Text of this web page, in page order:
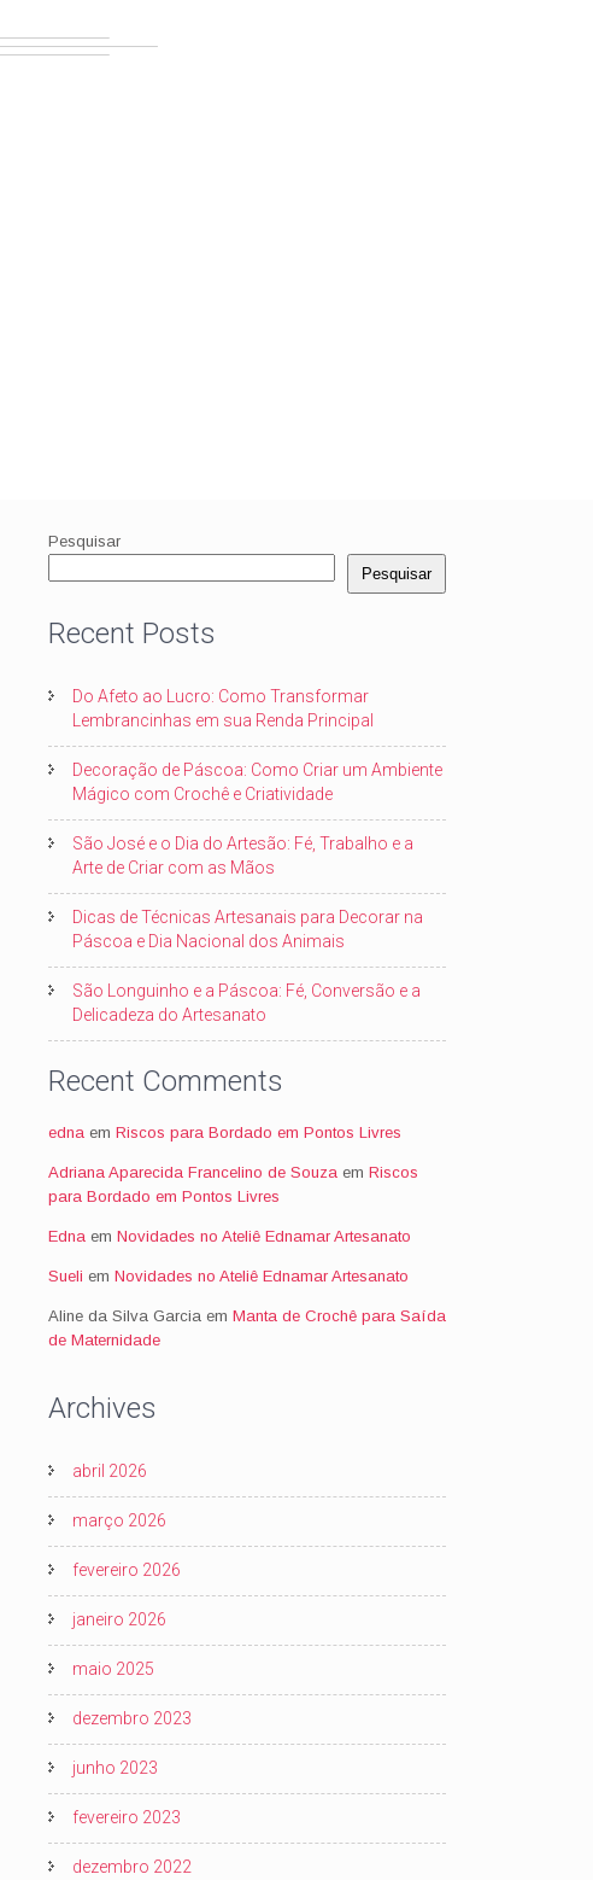
Pesquisar
Pesquisar
Recent Posts
Do Afeto ao Lucro: Como Transformar
Lembrancinhas em sua Renda Principal
Decoração de Páscoa: Como Criar um Ambiente
Mágico com Crochê e Criatividade
São José e o Dia do Artesão: Fé, Trabalho e a
Arte de Criar com as Mãos
Dicas de Técnicas Artesanais para Decorar na
Páscoa e Dia Nacional dos Animais
São Longuinho e a Páscoa: Fé, Conversão e a
Delicadeza do Artesanato
Recent Comments
edna em Riscos para Bordado em Pontos Livres
Adriana Aparecida Francelino de Souza em Riscos
para Bordado em Pontos Livres
Edna em Novidades no Ateliê Ednamar Artesanato
Sueli em Novidades no Ateliê Ednamar Artesanato
Aline da Silva Garcia em Manta de Crochê para Saída
de Maternidade
Archives
abril 2026
março 2026
fevereiro 2026
janeiro 2026
maio 2025
dezembro 2023
junho 2023
fevereiro 2023
dezembro 2022